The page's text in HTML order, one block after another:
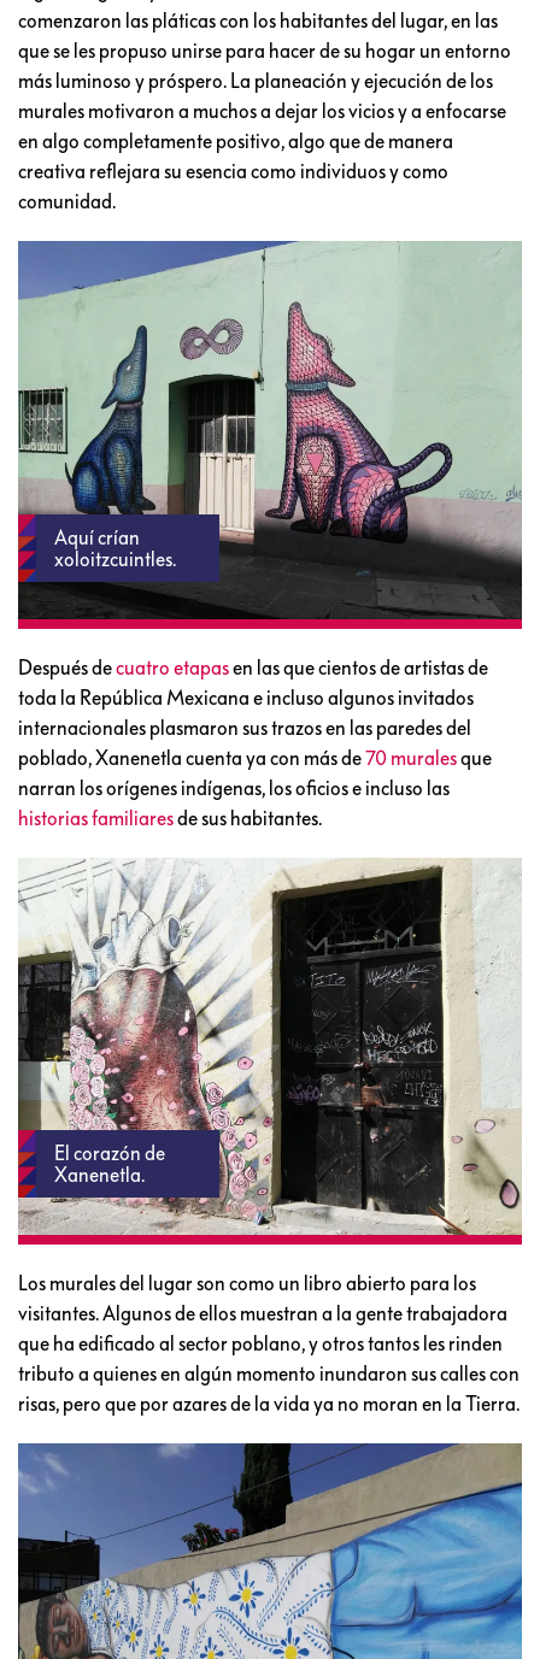
comenzaron las pláticas con los habitantes del lugar, en las
que se les propuso unirse para hacer de su hogar un entorno
más luminoso y próspero. La planeación y ejecución de los
murales motivaron a muchos a dejar los vicios y a enfocarse
en algo completamente positivo, algo que de manera
creativa reflejara su esencia como individuos y como
comunidad.
Aquí crían
xoloitzcuintles.
Después decuatro etapasen las que cientos de artistas de
toda la República Mexicana e incluso algunos invitados
internacionales plasmaron sus trazos en las paredes del
poblado, Xanenetla cuenta ya con más de70 muralesque
narran los orígenes indígenas, los oficios e incluso las
historias familiaresde sus habitantes.
El corazón de
Xanenetla.
Los murales del lugar son como un libro abierto para los
visitantes. Algunos de ellos muestran a la gente trabajadora
que ha edificado al sector poblano, y otros tantos les rinden
tributo a quienes en algún momento inundaron sus calles con
risas, pero que por azares de la vida ya no moran en la Tierra.